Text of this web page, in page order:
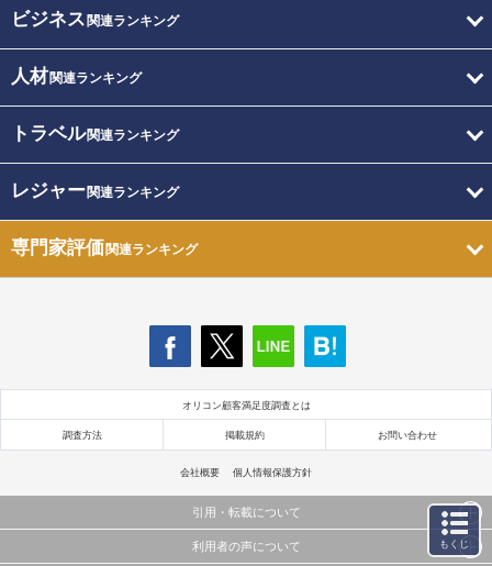
ビジネス 関連ランキング
人材関連ランキング
トラベル関連ランキング
レジャー関連ランキング
専門家評価関連ランキング
オリコン顧客満足度調査とは
調査方法 掲載規約 お問い合わせ
会社概要 個人情報保護方針
引用・転載について
当サイトで公開されている情報（文字、写真、イラスト、画像データ等）及びこれらの配置・
利用者の声について もくじ